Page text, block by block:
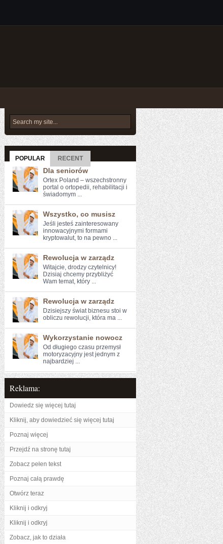
POPULAR RECENT
Dla seniorów
Ortex Poland – wszechstronny
portal o ortopedii, rehabilitacji i
świadomym ...
Wszystko, co musisz
Jeśli jesteś⁤ zainteresowany
⁢innowacyjnymi‍ formami
kryptowalut, to na⁣ pewno ...
Rewolucja w zarządz
Witajcie, drodzy czytelnicy!
Dzisiaj chcemy ‌przybliżyć
Wam temat, który ...
Rewolucja w zarządz
Dzisiejszy świat biznesu stoi w
obliczu ‌rewolucji, która ma ...
Wykorzystanie nowocz
Od długiego‍ czasu przemysł
motoryzacyjny ⁤jest ‍jednym z
najbardziej ...
Reklama:
Dowiedz się więcej tutaj
Kliknij, aby dowiedzieć się więcej tutaj
Poznaj więcej
Przejdź na stronę tutaj
Zobacz pełen tekst
Poznaj całą prawdę
Otwórz teraz
Kliknij i odkryj
Kliknij i odkryj
Zobacz, jak to działa